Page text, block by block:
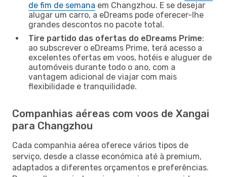
de fim de semana em Changzhou. E se desejar
alugar um carro, a eDreams pode oferecer-lhe
grandes descontos no pacote total.
Tire partido das ofertas do eDreams Prime:
ao subscrever o eDreams Prime, terá acesso a
excelentes ofertas em voos, hotéis e aluguer de
automóveis durante todo o ano, com a
vantagem adicional de viajar com mais
flexibilidade e tranquilidade.
Companhias aéreas com voos de Xangai
para Changzhou
Cada companhia aérea oferece vários tipos de
serviço, desde a classe económica até à premium,
adaptados a diferentes orçamentos e preferências.